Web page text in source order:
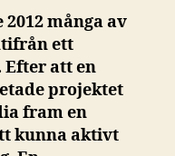
många av
ett
att en
projektet
fram en
kunna aktivt